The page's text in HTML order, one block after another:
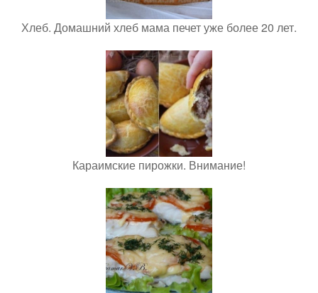
Хлеб. Домашний хлеб мама печет уже более 20 лет.
Караимские пирожки. Внимание!